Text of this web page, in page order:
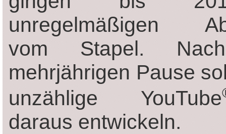
unregelmäßigen
vom Stapel.
mehrjährigen Pause
unzählige YouTube
daraus entwickeln.